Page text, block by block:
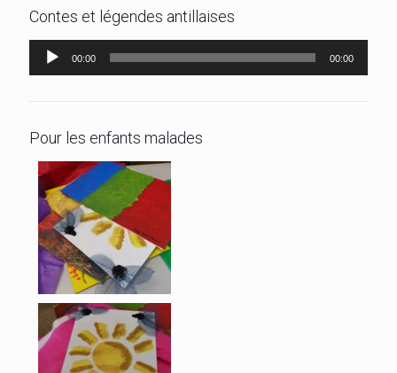
Contes et légendes antillaises
Lecteur
audio
00:00 00:00
Pour les enfants malades